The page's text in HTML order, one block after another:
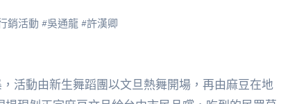
銷活動 #吳通龍 #許漢卿